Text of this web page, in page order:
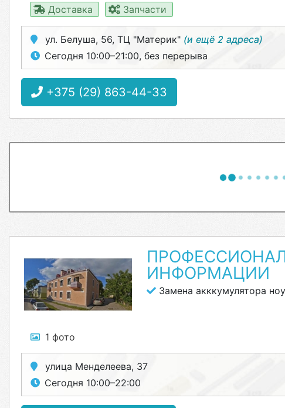
Доставка
Запчасти
ул. Белуша, 56, ТЦ "Материк" (и ещё 2 адреса)
Сегодня 10:00–21:00, без перерыва
+375 (29) 863-44-33
1 фото
ИНФОРМАЦИИ
Замена акккумулятора
улица Менделеева, 37
Сегодня 10:00–22:00